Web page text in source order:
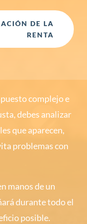
DE LA
RENTA
complejo e
debes analizar
que aparecen,
problemas con
manos de un
durante todo el
posible.